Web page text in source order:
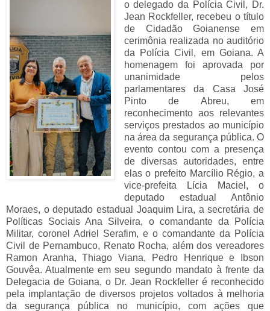
o delegado da Polícia Civil, Dr.
Jean Rockfeller, recebeu o título
de Cidadão Goianense em
cerimônia realizada no auditório
da Polícia Civil, em Goiana. A
homenagem foi aprovada por
unanimidade pelos
parlamentares da Casa José
Pinto de Abreu, em
reconhecimento aos relevantes
serviços prestados ao município
na área da segurança pública. O
evento contou com a presença
de diversas autoridades, entre
elas o prefeito Marcílio Régio, a
vice-prefeita Lícia Maciel, o
deputado estadual Antônio
Moraes, o deputado estadual Joaquim Lira, a secretária de
Políticas Sociais Ana Silveira, o comandante da Polícia
Militar, coronel Adriel Serafim, e o comandante da Polícia
Civil de Pernambuco, Renato Rocha, além dos vereadores
Ramon Aranha, Thiago Viana, Pedro Henrique e Ibson
Gouvêa. Atualmente em seu segundo mandato à frente da
Delegacia de Goiana, o Dr. Jean Rockfeller é reconhecido
pela implantação de diversos projetos voltados à melhoria
da segurança pública no município, com ações que